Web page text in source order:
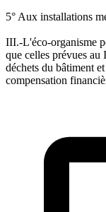
5° Aux installations
III.-L'éco-organisme
que celles prévues au
déchets du bâtiment
compensation